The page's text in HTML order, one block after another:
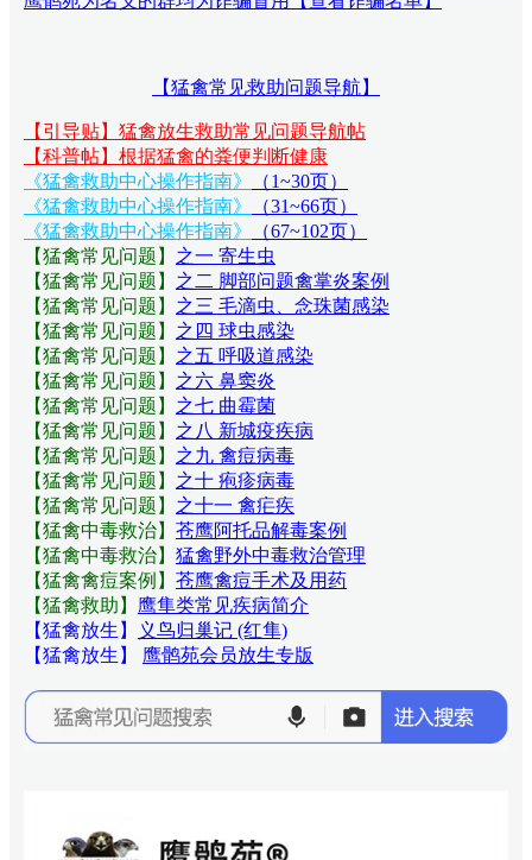
【猛禽常见救助问题导航】
【引导贴】猛禽放生救助常见问题导航帖
【科普帖】根据猛禽的粪便判断健康
《猛禽救助中心操作指南》
（1~30页）
《猛禽救助中心操作指南》
（31~66页）
《猛禽救助中心操作指南》
（67~102页）
【猛禽常见问题 】 之一 寄生虫
【猛禽常见问题 】 之二 脚部问题禽掌炎案例
【猛禽常见问题 】 之三 毛滴虫、念珠菌感染
【猛禽常见问题 】 之四 球虫感染
【猛禽常见问题 】 之五 呼吸道感染
【猛禽常见问题 】 之六 鼻窦炎
【猛禽常见问题 】 之七 曲霉菌
【猛禽常见问题 】 之八 新城疫疾病
【猛禽常见问题 】 之九 禽痘病毒
【猛禽常见问题 】 之十 疱疹病毒
【猛禽常见问题 】 之十一 禽疟疾
【猛禽中毒救治】 苍鹰阿托品解毒案例
【猛禽中毒救治】 猛禽野外中毒救治管理
【猛禽禽痘案例】 苍鹰禽痘手术及用药
【猛禽救助】 鹰隼类常见疾病简介
【猛禽放生】
义鸟归巢记 (红隼)
【猛禽放生】
鹰鹘苑会员放生专版